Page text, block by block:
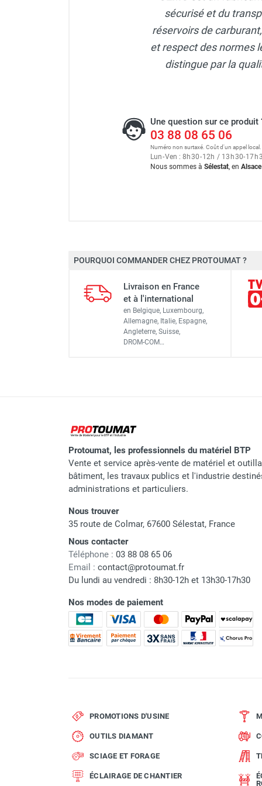
Station GO CUBE Indoor
Station GO CUBE Outdoor
sécurisé et du
réservoirs de
et respect des normes
distingue par la
Une question sur ce produit
03 88 08 65 06
Numéro non surtaxé. Coût d'un appel local.
Lun-Ven : 8h30-12h / 13h30-17h
Nous sommes à Sélestat, en Alsace
Code EAN
Classement produit
POURQUOI COMMANDER CHEZ PROTOUMAT ?
Livraison en France
et à l'international
en Belgique, Luxembourg,
Allemagne, Italie, Espagne,
Angleterre, Suisse,
DROM-COM…
Protoumat, les professionnels du matériel BTP
Vente et service après-vente de matériel et
bâtiment, les travaux publics et l'industrie
administrations et particuliers.
Nous trouver
35 route de Colmar, 67600 Sélestat, France
Nous contacter
Téléphone : 03 88 08 65 06
Email : contact@protoumat.fr
Du lundi au vendredi : 8h30-12h et 13h30-17h30
Nos modes de paiement
PROMOTIONS D'USINE
OUTILS DIAMANT
SCIAGE ET FORAGE
ÉCLAIRAGE DE CHANTIER